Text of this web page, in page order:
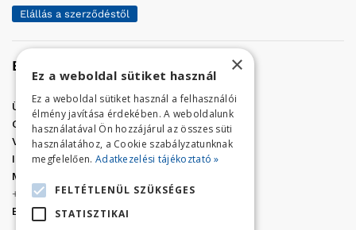
Elállás a szerződéstől
Elérhetőség
Üzletünk címe:Szolnok, Vércse út 17.
Golf Center Áruház:06 (56) 423-324
VÁR-Kert Áruház: 06 (56) 429-771
Iroda:06 (56) 421-857
Megrendelés, termék információ:
+36 (70) 938-3356
E-mail:
golfaruhaz@gmail.com
×
Ez a weboldal sütiket használ
Ez a weboldal sütiket használ a felhasználói
élmény javítása érdekében. A weboldalunk
használatával Ön hozzájárul az összes süti
használatához, a Cookie szabályzatunknak
megfelelően. Adatkezelési tájékoztató »
FELTÉTLENÜL SZÜKSÉGES
STATISZTIKAI